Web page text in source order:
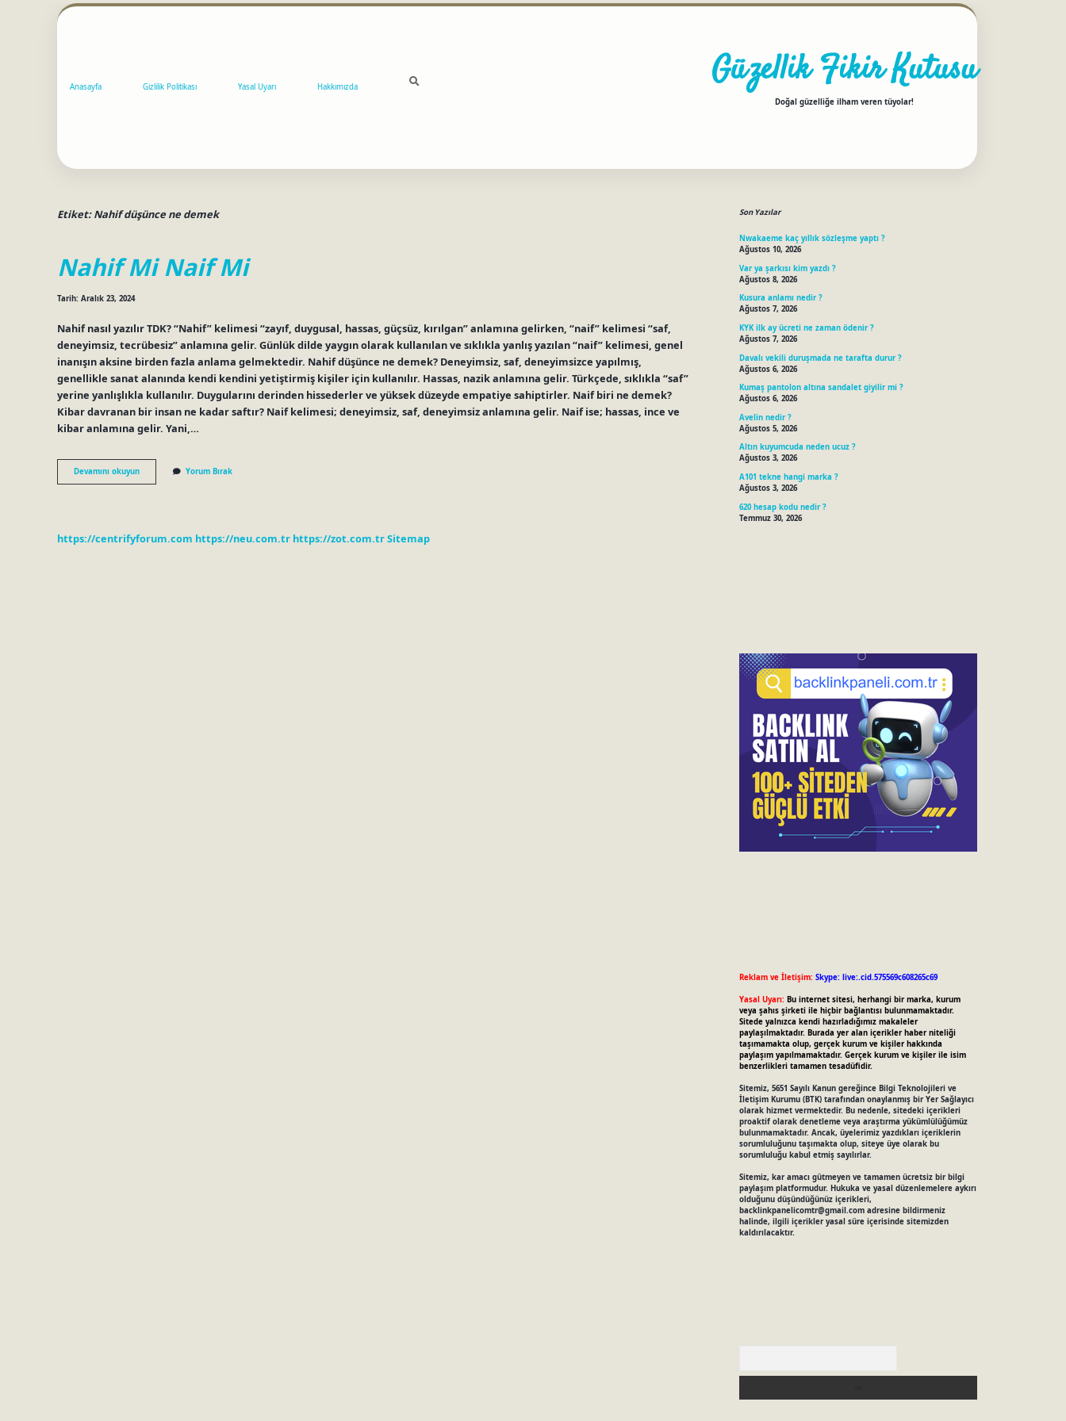
Anasayfa Gizlilik Politikası Yasal Uyarı Hakkımızda Güzellik Fikir Kutusu
Doğal güzelliğe ilham veren tüyolar!
Etiket:Nahif düşünce ne demek
Nahif Mi Naif Mi
Tarih: Aralık 23, 2024
Nahif nasıl yazılır TDK? “Nahif” kelimesi “zayıf, duygusal, hassas, güçsüz, kırılgan” anlamına gelirken, “naif” kelimesi “saf,
deneyimsiz, tecrübesiz” anlamına gelir. Günlük dilde yaygın olarak kullanılan ve sıklıkla yanlış yazılan “naif” kelimesi, genel
inanışın aksine birden fazla anlama gelmektedir. Nahif düşünce ne demek? Deneyimsiz, saf, deneyimsizce yapılmış,
genellikle sanat alanında kendi kendini yetiştirmiş kişiler için kullanılır. Hassas, nazik anlamına gelir. Türkçede, sıklıkla “saf”
yerine yanlışlıkla kullanılır. Duygularını derinden hissederler ve yüksek düzeyde empatiye sahiptirler. Naif biri ne demek?
Kibar davranan bir insan ne kadar saftır? Naif kelimesi; deneyimsiz, saf, deneyimsiz anlamına gelir. Naif ise; hassas, ince ve
kibar anlamına gelir. Yani,…
Devamını okuyunNahif
Mi
Yorum Bırak
https://centrifyforum.com https://neu.com.tr https://zot.com.trSitemap
Son Yazılar
Nwakaeme kaç yıllık sözleşme yaptı ?
Ağustos 10, 2026
Var ya şarkısı kim yazdı ?
Ağustos 8, 2026
Kusura anlamı nedir ?
Ağustos 7, 2026
KYK ilk ay ücreti ne zaman ödenir ?
Ağustos 7, 2026
Davalı vekili duruşmada ne tarafta durur ?
Ağustos 6, 2026
Kumaş pantolon altına sandalet giyilir mi ?
Ağustos 6, 2026
Avelin nedir ?
Ağustos 5, 2026
Altın kuyumcuda neden ucuz ?
Ağustos 3, 2026
A101 tekne hangi marka ?
Ağustos 3, 2026
620 hesap kodu nedir ?
Temmuz 30, 2026
Reklam ve İletişim: Skype: live:.cid.575569c608265c69
Yasal Uyarı: Bu internet sitesi, herhangi bir marka, kurum
veya şahıs şirketi ile hiçbir bağlantısı bulunmamaktadır.
Sitede yalnızca kendi hazırladığımız makaleler
paylaşılmaktadır. Burada yer alan içerikler haber niteliği
taşımamakta olup, gerçek kurum ve kişiler hakkında
paylaşım yapılmamaktadır. Gerçek kurum ve kişiler ile isim
benzerlikleri tamamen tesadüfidir.
Sitemiz, 5651 Sayılı Kanun gereğince Bilgi Teknolojileri ve
İletişim Kurumu (BTK) tarafından onaylanmış bir Yer Sağlayıcı
olarak hizmet vermektedir. Bu nedenle, sitedeki içerikleri
proaktif olarak denetleme veya araştırma yükümlülüğümüz
bulunmamaktadır. Ancak, üyelerimiz yazdıkları içeriklerin
sorumluluğunu taşımakta olup, siteye üye olarak bu
sorumluluğu kabul etmiş sayılırlar.
Sitemiz, kar amacı gütmeyen ve tamamen ücretsiz bir bilgi
paylaşım platformudur. Hukuka ve yasal düzenlemelere aykırı
olduğunu düşündüğünüz içerikleri,
backlinkpanelicomtr@gmail.comadresine bildirmeniz
halinde, ilgili içerikler yasal süre içerisinde sitemizden
kaldırılacaktır.